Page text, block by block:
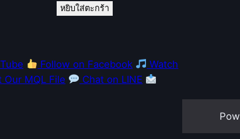
-
พ
ร้
หยิบใส่ตะกร้า
Follow on Facebook
Watch
Our MQL File
Chat on LINE